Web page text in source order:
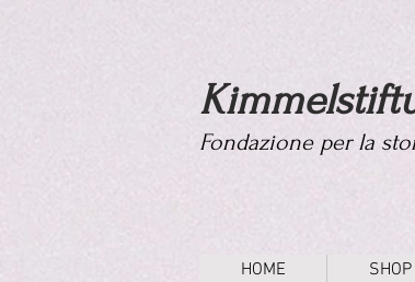
Fondazione per la
HOME SHOP